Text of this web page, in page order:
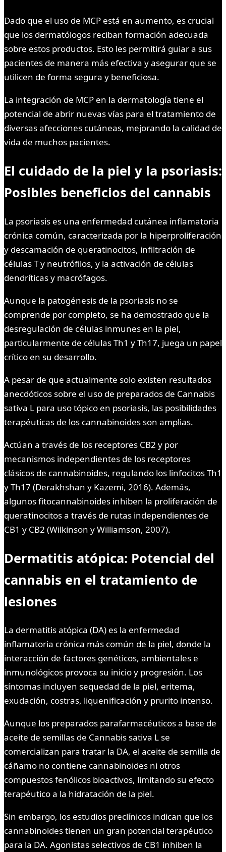
Dado que el uso de MCP está en aumento, es crucial
que los dermatólogos reciban formación adecuada
sobre estos productos. Esto les permitirá guiar a sus
pacientes de manera más efectiva y asegurar que se
utilicen de forma segura y beneficiosa.
La integración de MCP en la dermatología tiene el
potencial de abrir nuevas vías para el tratamiento de
diversas afecciones cutáneas, mejorando la calidad de
vida de muchos pacientes.
El cuidado de la piel y la psoriasis:
Posibles beneficios del cannabis
La psoriasis es una enfermedad cutánea inflamatoria
crónica común, caracterizada por la hiperproliferación
y descamación de queratinocitos, infiltración de
células T y neutrófilos, y la activación de células
dendríticas y macrófagos.
Aunque la patogénesis de la psoriasis no se
comprende por completo, se ha demostrado que la
desregulación de células inmunes en la piel,
particularmente de células Th1 y Th17, juega un papel
crítico en su desarrollo.
A pesar de que actualmente solo existen resultados
anecdóticos sobre el uso de preparados de Cannabis
sativa L para uso tópico en psoriasis, las posibilidades
terapéuticas de los cannabinoides son amplias.
Actúan a través de los receptores CB2 y por
mecanismos independientes de los receptores
clásicos de cannabinoides, regulando los linfocitos Th1
y Th17 (Derakhshan y Kazemi, 2016). Además,
algunos fitocannabinoides inhiben la proliferación de
queratinocitos a través de rutas independientes de
CB1 y CB2 (Wilkinson y Williamson, 2007).
Dermatitis atópica: Potencial del
cannabis en el tratamiento de
lesiones
La dermatitis atópica (DA) es la enfermedad
inflamatoria crónica más común de la piel, donde la
interacción de factores genéticos, ambientales e
inmunológicos provoca su inicio y progresión. Los
síntomas incluyen sequedad de la piel, eritema,
exudación, costras, liquenificación y prurito intenso.
Aunque los preparados parafarmacéuticos a base de
aceite de semillas de Cannabis sativa L se
comercializan para tratar la DA, el aceite de semilla de
cáñamo no contiene cannabinoides ni otros
compuestos fenólicos bioactivos, limitando su efecto
terapéutico a la hidratación de la piel.
Sin embargo, los estudios preclínicos indican que los
cannabinoides tienen un gran potencial terapéutico
para la DA. Agonistas selectivos de CB1 inhiben la